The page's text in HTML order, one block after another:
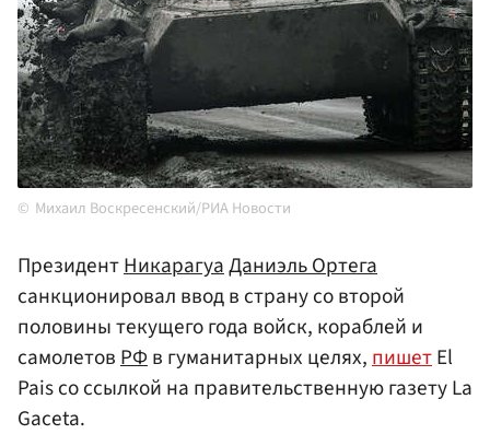
Михаил Воскресенский/РИА Новости
ПрезидентНикарагуаДаниэль Ортега
санкционировал ввод в страну со второй
половины текущего года войск, кораблей и
самолетовРФв гуманитарных целях,пишетEl
Pais со ссылкой на правительственную газету La
Gaceta.